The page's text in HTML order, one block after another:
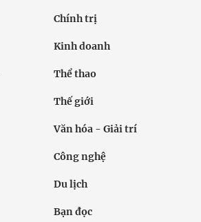
Chính trị
Kinh doanh
Thể thao
Thế giới
Văn hóa - Giải trí
Công nghệ
Du lịch
Bạn đọc